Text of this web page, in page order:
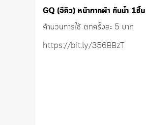
GQ (จีคิว) หน้ากากผ้า กันน้ำ 1ชิ้
คำนวนการใช้ ตกครั้งละ 5 บาท
https://bit.ly/356BBzT